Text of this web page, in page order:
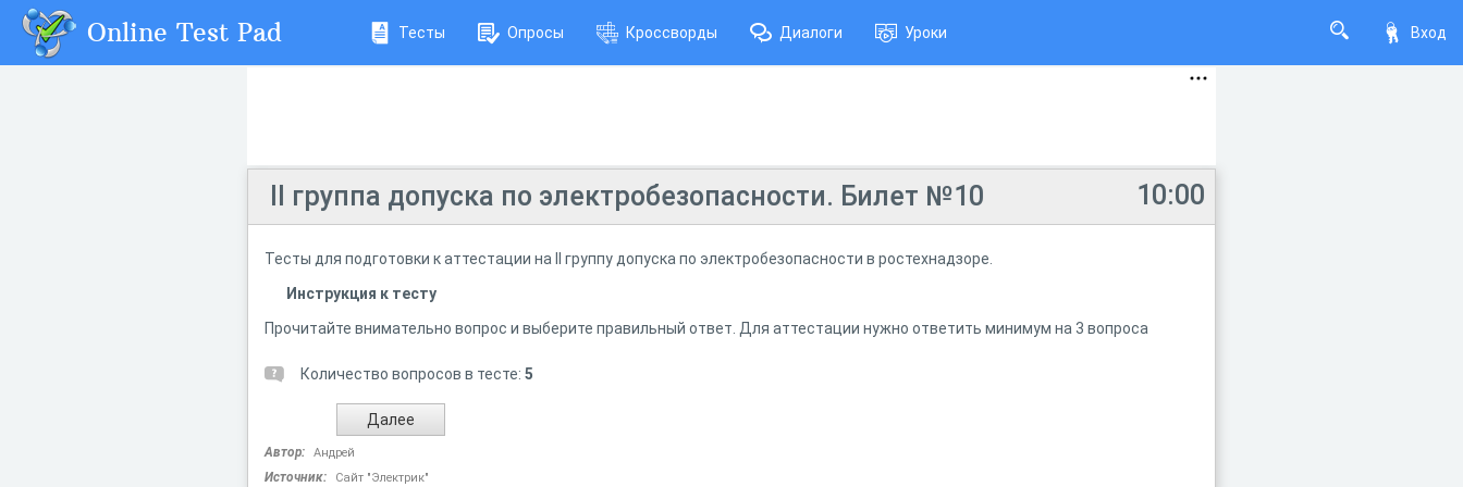
Вход
Online Test Pad Тесты Опросы Кроссворды Диалоги Уроки
10:00
II группа допуска по электробезопасности. Билет №10
Тесты для подготовки к аттестации на II группу допуска по электробезопасности в ростехнадзоре.
Инструкция к тесту
Прочитайте внимательно вопрос и выберите правильный ответ. Для аттестации нужно ответить минимум на 3 вопроса
Количество вопросов в тесте: 5
Автор: Андрей
Источник: Сайт "Электрик"